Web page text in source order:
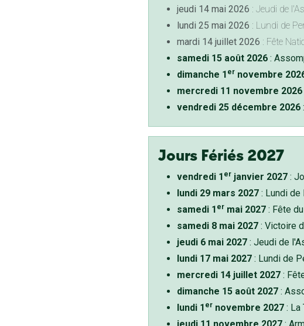
jeudi 14 mai 2026 : Jeudi de
lundi 25 mai 2026 : Lundi de
mardi 14 juillet 2026 : Fête
samedi 15 août 2026:
dimanche 1 ernovembre
mercredi 11 novembre 2026
vendredi 25 décembre 2026
Jours Fériés 2027
vendredi 1 erjanvier 2027:
lundi 29 mars 2027: Lundi de
samedi 1 ermai 2027: Fête
samedi 8 mai 2027: Victoire
jeudi 6 mai 2027: Jeudi de
lundi 17 mai 2027: Lundi de
mercredi 14 juillet 2027:
dimanche 15 août 2027:
lundi 1 ernovembre 2027: La
jeudi 11 novembre 2027: